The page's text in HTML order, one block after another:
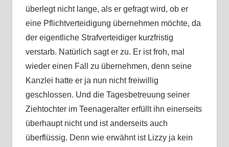
überlegt nicht lange, als er gefragt wird, ob er
eine Pflichtverteidigung übernehmen möchte, da
der eigentliche Strafverteidiger kurzfristig
verstarb. Natürlich sagt er zu. Er ist froh, mal
wieder einen Fall zu übernehmen, denn seine
Kanzlei hatte er ja nun nicht freiwillig
geschlossen. Und die Tagesbetreuung seiner
Ziehtochter im Teenageralter erfüllt ihn einerseits
überhaupt nicht und ist anderseits auch
überflüssig. Denn wie erwähnt ist Lizzy ja kein